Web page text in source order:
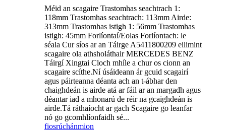
Méid an scagaire Trastomhas seachtrach 1:
118mm Trastomhas seachtrach: 113mm Airde:
313mm Trastomhas istigh 1: 56mm Trastomhas
istigh: 45mm Forlíontaí/Eolas Forlíontach: le
séala Cur síos ar an Táirge A5411800209 eilimint
scagaire ola athsholáthair MERCEDES BENZ
Táirgí Xingtai Cloch mhíle a chur os cionn an
scagaire scíthe.Ní úsáideann ár gcuid scagairí
agus páirteanna déanta ach an t-ábhar den
chaighdeán is airde atá ar fáil ar an margadh agus
déantar iad a mhonarú de réir na gcaighdeán is
airde.Tá ráthaíocht ar gach Scagaire go leanfar
nó go gcomhlíonfaidh sé...
fiosrúchánmion